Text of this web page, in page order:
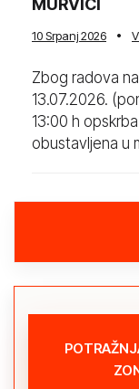
MURVICI
10 Srpanj 2026
Zbog radova
13.07.2026.
13:00 h
obustavljena u